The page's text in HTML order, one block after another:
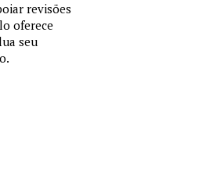
revisões
oferece
seu